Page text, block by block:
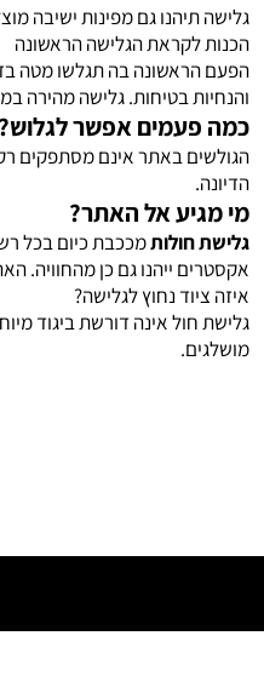
גלישה תיהנו גם מפינות ישיבה
הכנות לקראת הגלישה הראשונה
הפעם הראשונה בה תגלשו מטה
והנחיות בטיחות. גלישה מהירה
כמה פעמים אפשר לגלוש?
הגולשים באתר אינם מסתפקים
הדיונה.
מי מגיע אל האתר?
גלישת חולותמככבת כיום בכל
אקסטרים ייהנו גם כן מהחוויה.
איזה ציוד נחוץ לגלישה?
גלישת חול אינה דורשת ביגוד
מושלגים.